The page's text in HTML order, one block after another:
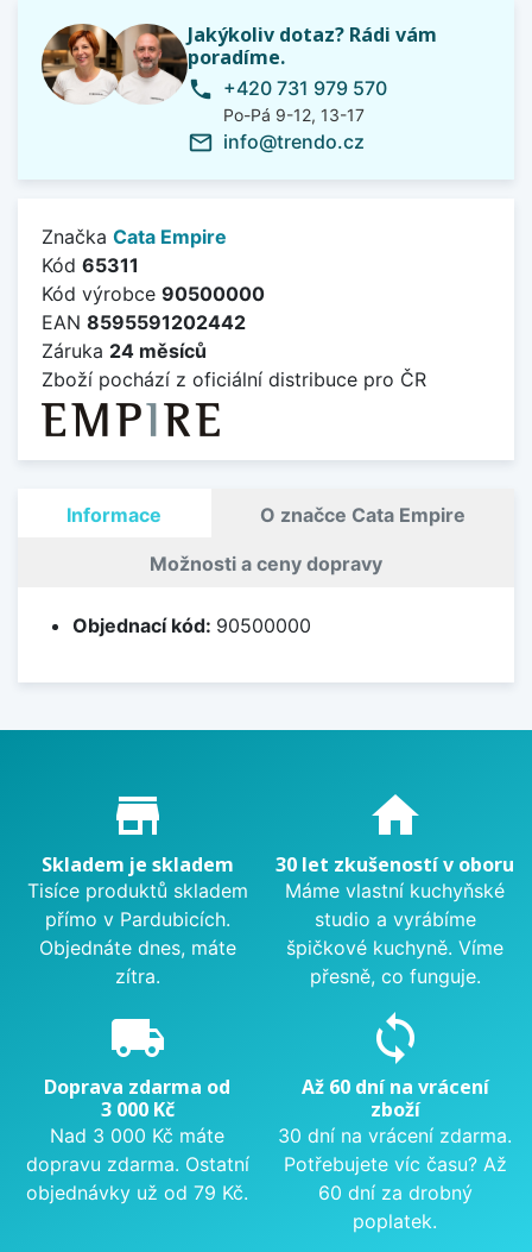
Jakýkoliv dotaz? Rádi vám
poradíme.
phone +420 731 979 570
Po-Pá 9-12, 13-17
mail_outline info@trendo.cz
Značka Cata Empire
Kód 65311
Kód výrobce 90500000
EAN 8595591202442
Záruka 24 měsíců
Zboží pochází z oficiální distribuce pro ČR
Informace O značce Cata Empire
Možnosti a ceny dopravy
Objednací kód: 90500000
Proč nakupovat u nás?
store_mall_directory
Skladem je skladem
Tisíce produktů skladem
přímo v Pardubicích.
Objednáte dnes, máte
zítra.
home
30 let zkušeností v oboru
Máme vlastní kuchyňské
studio a vyrábíme
špičkové kuchyně. Víme
přesně, co funguje.
local_shipping
Doprava zdarma od
3 000 Kč
Nad 3 000 Kč máte
dopravu zdarma. Ostatní
objednávky už od 79 Kč.
sync
Až 60 dní na vrácení
zboží
30 dní na vrácení zdarma.
Potřebujete víc času? Až
60 dní za drobný
poplatek.